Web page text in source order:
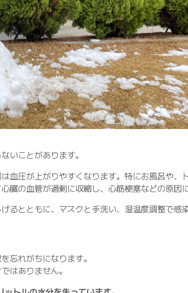
いことがあります。
血圧が上がりやすくなります。特にお風呂や、
臓の血管が過剰に収縮し、心筋梗塞などの原因
るとともに、マスクと手洗い、湿温度調整で感
忘れがちになります。
はありません。